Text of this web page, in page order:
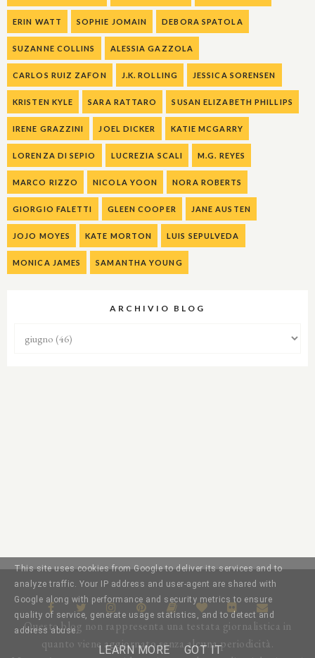
ERIN WATT SOPHIE JOMAIN DEBORA SPATOLA
SUZANNE COLLINS ALESSIA GAZZOLA
CARLOS RUIZ ZAFON J.K. ROLLING JESSICA SORENSEN
KRISTEN KYLE SARA RATTARO SUSAN ELIZABETH PHILLIPS
IRENE GRAZZINI JOEL DICKER KATIE MCGARRY
LORENZA DI SEPIO LUCREZIA SCALI M.G. REYES
MARCO RIZZO NICOLA YOON NORA ROBERTS
GIORGIO FALETTI GLEEN COOPER JANE AUSTEN
JOJO MOYES KATE MORTON LUIS SEPULVEDA
MONICA JAMES SAMANTHA YOUNG
ARCHIVIO BLOG
Questo blog non rappresenta una testata giornalistica in
quanto viene aggiornato senza alcuna periodicità.
This site uses cookies from Google to deliver its services and to
analyze traffic. Your IP address and user-agent are shared with
Google along with performance and security metrics to ensure
quality of service, generate usage statistics, and to detect and
address abuse.
LEARN MORE GOT IT